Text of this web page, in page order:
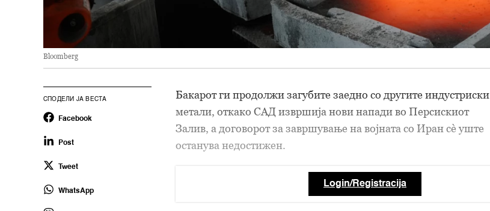
Bloomberg
СПОДЕЛИ ЈА ВЕСТА
Facebook
Post
Tweet
WhatsApp
Бакарот ги продолжи загубите заедно со другите индустриски
метали, откако САД извршија нови напади во Персискиот
Залив, а договорот за завршување на војната со Иран сè уште
останува недостижен.
Login/Registracija